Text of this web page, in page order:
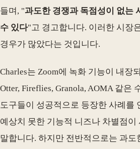
들며, "과도한 경쟁과 독점성이 없는
수 있다"고 경고합니다. 이러한 시장
경우가 많았다는 것입니다.
Charles는 Zoom에 녹화 기능이 내장
Otter, Fireflies, Granola, AOMA 같은
도구들이 성공적으로 등장한 사례를
예상치 못한 기능적 니즈나 차별점이
말합니다. 하지만 전반적으로는 과도